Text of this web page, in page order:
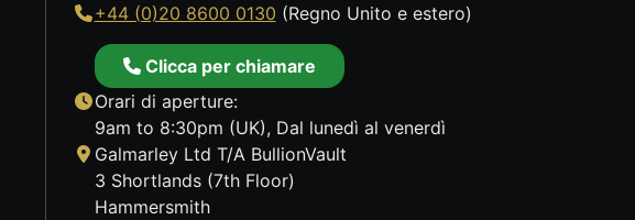
+44 (0)20 8600 0130 (Regno Unito e estero)
Clicca per chiamare
Orari di aperture:
9am to 8:30pm (UK), Dal lunedì al venerdì
Galmarley Ltd T/A BullionVault
3 Shortlands (7th Floor)
Hammersmith